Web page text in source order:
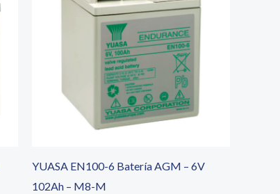
YUASA EN100-6 Batería AGM – 6V
102Ah – M8-M